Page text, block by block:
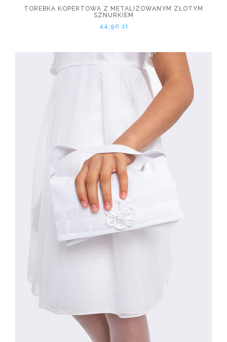
TOREBKA KOPERTOWA Z METALIZOWANYM ZŁOTYM
SZNURKIEM
44,90 zł